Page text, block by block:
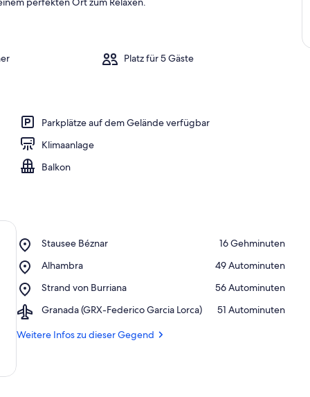
Platz für 5 Gäste
Parkplätze auf dem Gelände verfügbar
Klimaanlage
Balkon
Stausee Béznar
Place,
Béznar
‪16 Gehminuten‬
Alhambra
Place,
‪49 Autominuten‬
Strand von Burriana
Place,
von
‪56 Autominuten‬
Granada (GRX-Federico Garcia Lorca)
Airport,
(GRX-
‪51 Autominuten‬
Weitere Infos zu dieser Gegend